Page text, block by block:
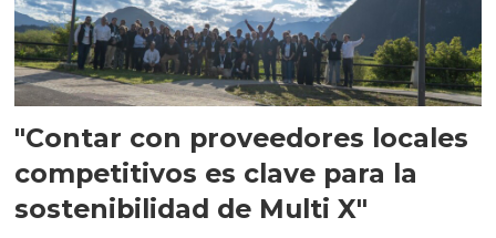
"Contar con proveedores locales
competitivos es clave para la
sostenibilidad de Multi X"